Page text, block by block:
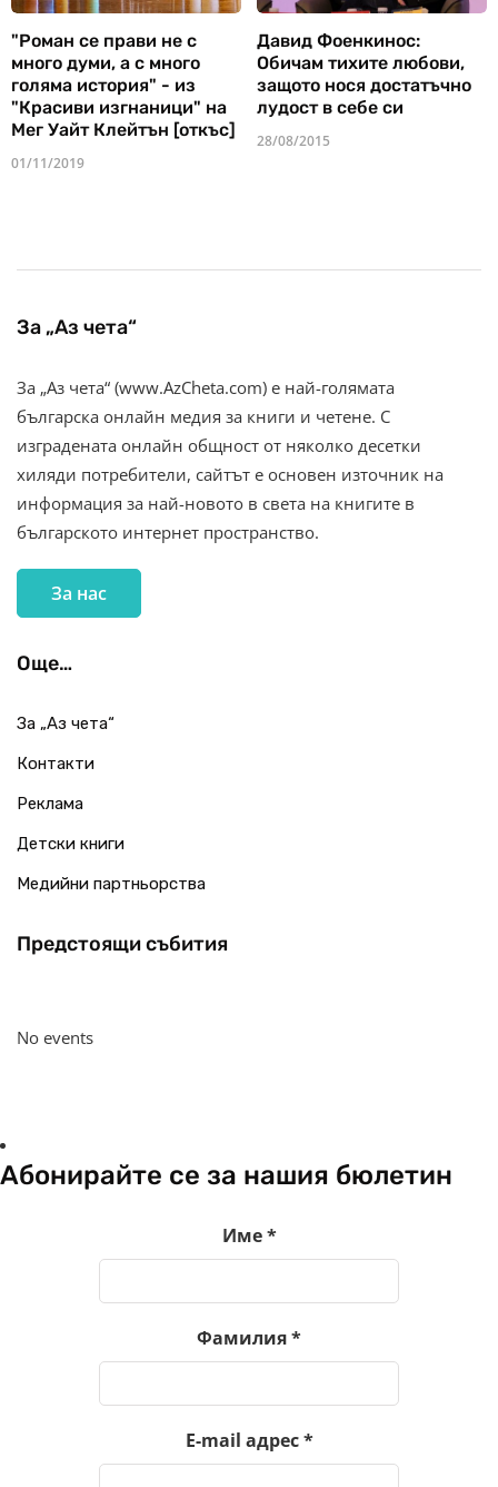
"Роман се прави не с
много думи, а с много
голяма история" - из
"Красиви изгнаници" на
Мег Уайт Клейтън [откъс]
01/11/2019
Давид Фоенкинос:
Обичам тихите любови,
защото нося достатъчно
лудост в себе си
28/08/2015
За „Аз чета“
За „Аз чета“ (www.AzCheta.com) е най-голямата
българска онлайн медия за книги и четене. С
изградената онлайн общност от няколко десетки
хиляди потребители, сайтът е основен източник на
информация за най-новото в света на книгите в
българското интернет пространство.
За нас
Още…
За „Аз чета“
Контакти
Реклама
Детски книги
Медийни партньорства
Предстоящи събития
No events
Абонирайте се за нашия бюлетин
Име*
Фамилия*
E-mail адрес*